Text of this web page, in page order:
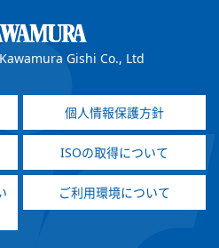
Gishi Co., Ltd
個人情報保護方針
ISOの取得について
ご利用環境について